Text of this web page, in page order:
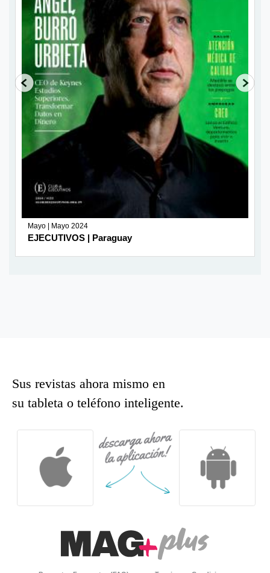
Mayo | Mayo 2024
EJECUTIVOS | Paraguay
Sus revistas ahora mismo en
su tableta o teléfono inteligente.